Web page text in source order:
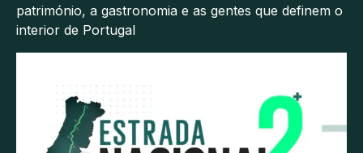
património, a gastronomia e as gentes que definem o
interior de Portugal